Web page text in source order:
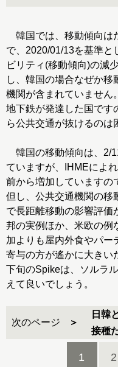
韓国では、移動傾向は
で、2020/01/13を基準と
ビリティ(移動傾向)の減
し、韓国の場合なぜか移
機関が含まれていません
地下鉄が発達した国です
ら公共交通が抜けるのは
韓国の移動傾向は、2/
ていますが、IHMEによ
前から増加していますの
但し、公共交通機関の移
で長距離移動の影響評価
邦の実例ほか、米欧の例
加よりも屋内外食やパー
寄与の方が遙かに大きい
下旬のSpikeは、ソルラ
えて良いでしょう。
次のページ
日韓
接種
1 2